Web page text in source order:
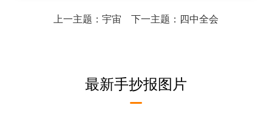
上一主题： 宇宙 下一主题： 四中全会
最新手抄报图片